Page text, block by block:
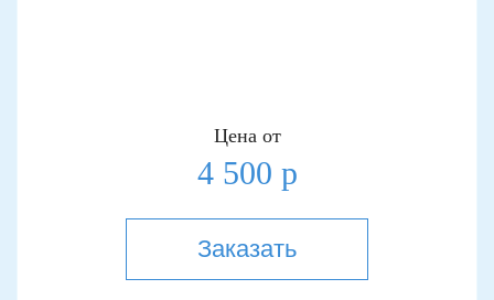
Цена от
4 500 р
Заказать